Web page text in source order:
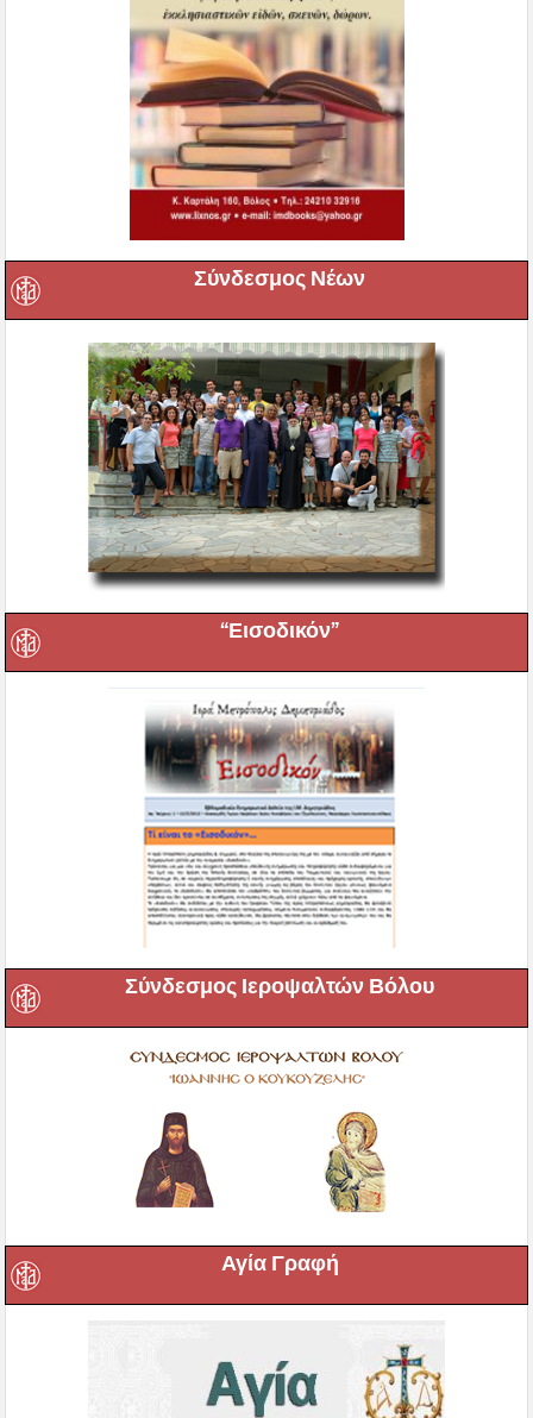
Σύνδεσμος Νέων
“Εισοδικόν”
Σύνδεσμος Ιεροψαλτών Βόλου
Αγία Γραφή